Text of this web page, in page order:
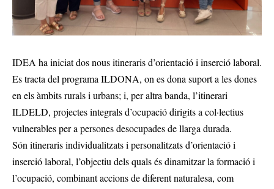
IDEA ha iniciat dos nous itineraris d’orientació i inserció laboral.
Es tracta del programa ILDONA, on es dona suport a les dones
en els àmbits rurals i urbans; i, per altra banda, l’itinerari
ILDELD, projectes integrals d’ocupació dirigits a col·lectius
vulnerables per a persones desocupades de llarga durada.
Són itineraris individualitzats i personalitzats d’orientació i
inserció laboral, l’objectiu dels quals és dinamitzar la formació i
l’ocupació, combinant accions de diferent naturalesa, com